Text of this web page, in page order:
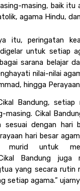
masing, baik itu
agama Hindu,
itu, peringatan
untuk setiap
sarana belajar
nilai-nilai
hingga
Bandung, setiap
masing. Cikal
sesuai dengan hari
hari besar
murid untuk
Bandung juga
yang secara rutin
setiap agama.”